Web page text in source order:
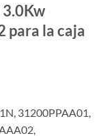
para la caja
31200PPAA01,